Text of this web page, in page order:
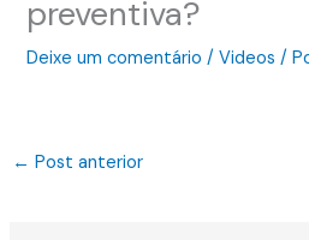
preventiva?
Deixe um comentário /Videos /
← Post anterior